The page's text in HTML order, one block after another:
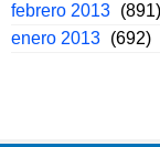
febrero 2013 (891)
enero 2013 (692)